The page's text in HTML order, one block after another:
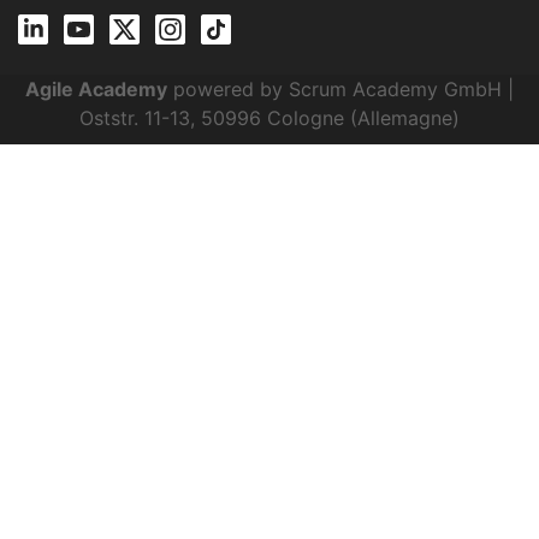
Agile Academy powered by Scrum Academy GmbH |
Oststr. 11-13, 50996 Cologne (Allemagne)